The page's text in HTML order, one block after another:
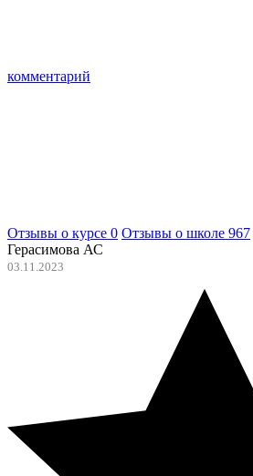
комментарий
Отзывы о курсе 0 Отзывы о школе 967
Герасимова АС
03.11.2023